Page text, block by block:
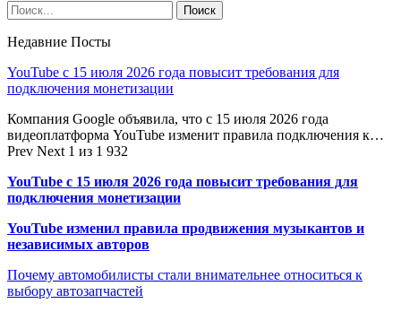
Недавние Посты
YouTube с 15 июля 2026 года повысит требования для
подключения монетизации
Компания Google объявила, что с 15 июля 2026 года
видеоплатформа YouTube изменит правила подключения к…
Prev Next 1 из 1 932
YouTube с 15 июля 2026 года повысит требования для
подключения монетизации
YouTube изменил правила продвижения музыкантов и
независимых авторов
Почему автомобилисты стали внимательнее относиться к
выбору автозапчастей